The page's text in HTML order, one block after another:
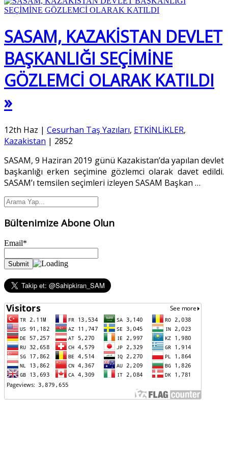
SASAM, KAZAKİSTAN DEVLET
BAŞKANLIĞI SEÇİMİNE
GÖZLEMCİ OLARAK KATILDI
»
12th Haz | Cesurhan Taş Yazıları, ETKİNLİKLER,
Kazakistan | 2852
SASAM, 9 Haziran 2019 günü Kazakistan’da yapılan devlet
başkanlığı erken seçimine gözlemci olarak davet edildi.
SASAM’ı temsilen seçimleri izleyen SASAM Başkan …
Bültenimize Abone Olun
Email*